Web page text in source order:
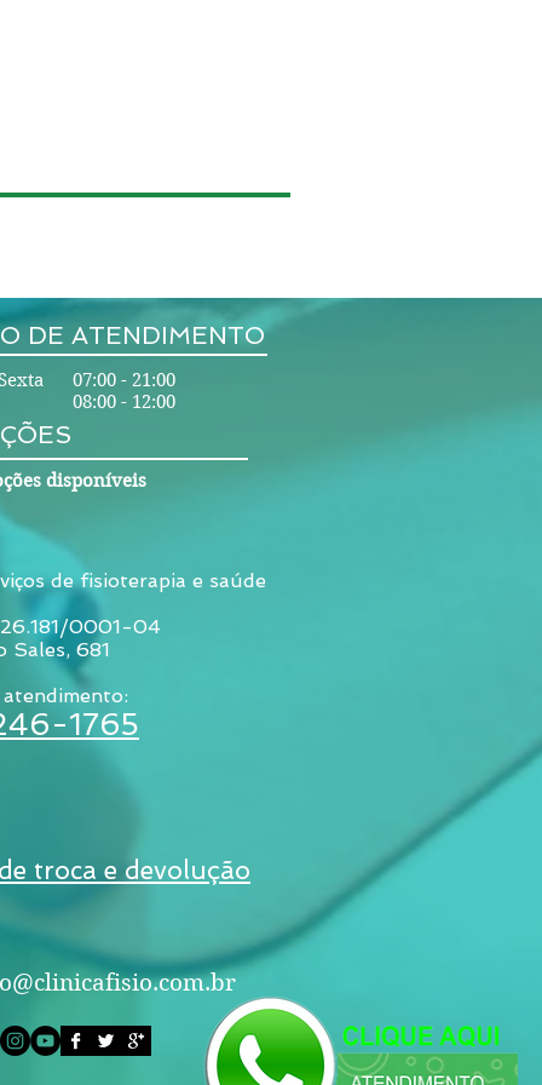
DE ATENDIMENTO
07:00 - 21:00
08:00 - 12:00
disponíveis
de fisioterapia e saúde
0001-04
Sales, 681
1765
troca e devolução